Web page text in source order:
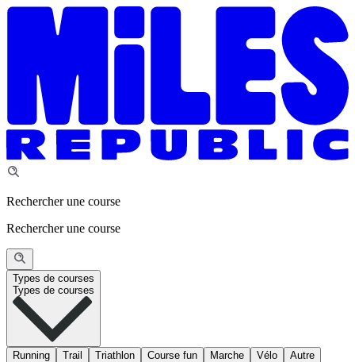
Rechercher une course
Rechercher une course
Types de courses
Types de courses
Running Trail Triathlon Course fun Marche Vélo Autre